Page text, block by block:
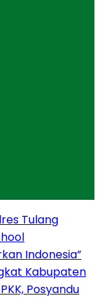
Tulang
Indonesia”
Kabupaten
Posyandu